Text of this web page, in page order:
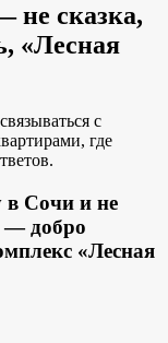
не сказка,
«Лесная
с
где
в Сочи и не
— добро
«Лесная